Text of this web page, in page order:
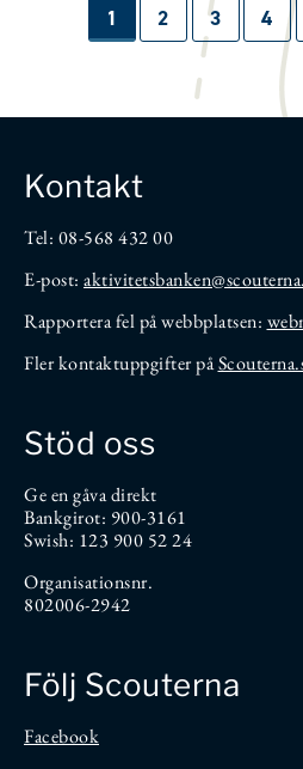
Paginering
Sida
1 Sida
2 Sida
3 Sida
4
Kontakt
Tel: 08-568 432 00
E-post: aktivitetsbanken
Rapportera fel på webbplatsen:
Fler kontaktuppgifter på
Stöd oss
Ge en gåva direkt
Bankgirot: 900-3161
Swish: 123 900 52 24
Organisationsnr.
802006-2942
Följ Scouterna
Facebook